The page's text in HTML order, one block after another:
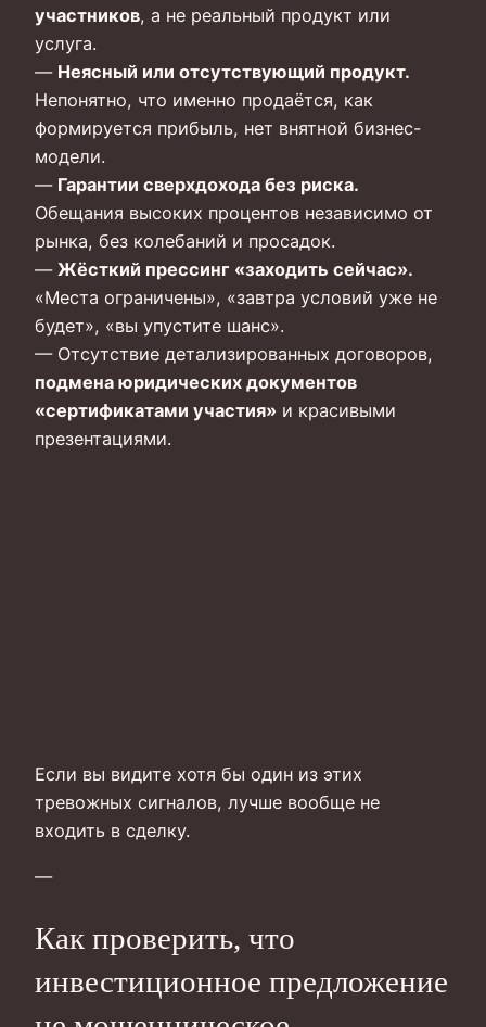
участников, а не реальный продукт или
услуга.
— Неясный или отсутствующий продукт.
Непонятно, что именно продаётся, как
формируется прибыль, нет внятной бизнес-
модели.
— Гарантии сверхдохода без риска.
Обещания высоких процентов независимо от
рынка, без колебаний и просадок.
— Жёсткий прессинг «заходить сейчас».
«Места ограничены», «завтра условий уже не
будет», «вы упустите шанс».
— Отсутствие детализированных договоров,
подмена юридических документов
«сертификатами участия» и красивыми
презентациями.
Если вы видите хотя бы один из этих
тревожных сигналов, лучше вообще не
входить в сделку.
—
Как проверить, что
инвестиционное предложение